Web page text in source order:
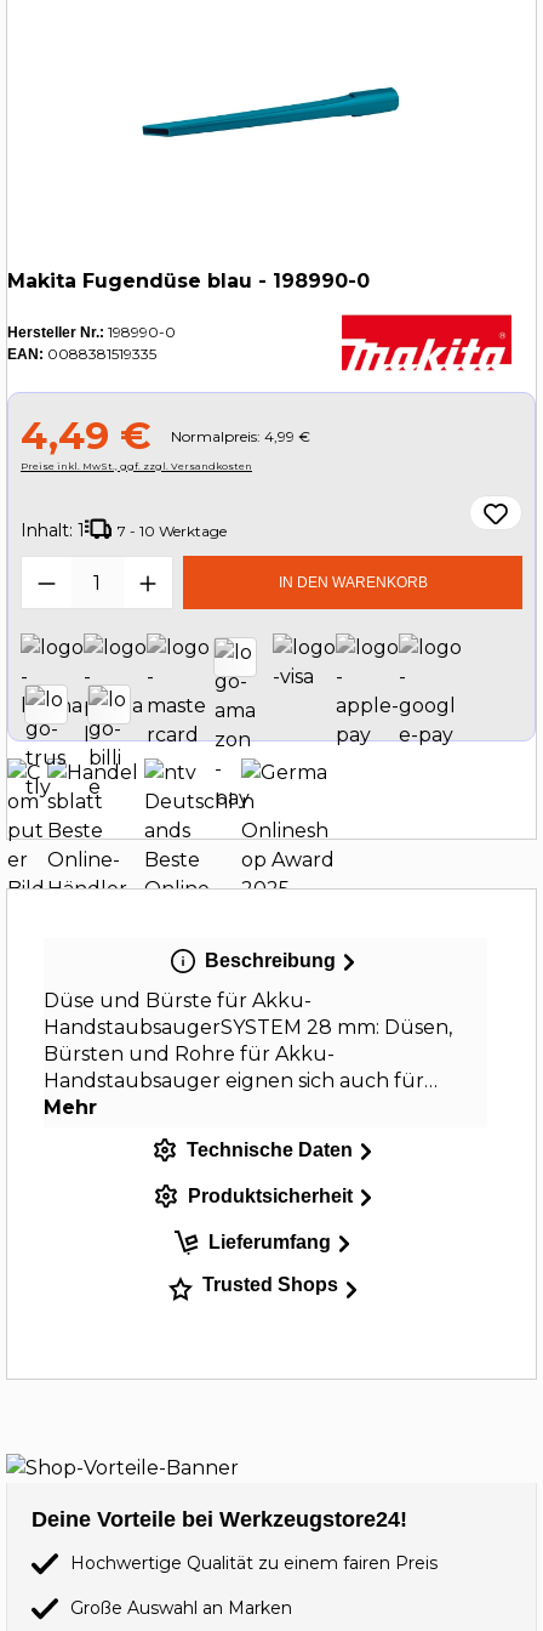
Makita Fugendüse blau - 198990-0
Hersteller Nr.: 198990-0
EAN: 0088381519335
4,49 € Normalpreis: 4,99 €
Preise inkl. MwSt., ggf. zzgl. Versandkosten
Inhalt: 1 7 - 10 Werktage
Produkt Anzahl: Gib denIN DEN WARENKORB
Beschreibung
Düse und Bürste für Akku-
HandstaubsaugerSYSTEM 28 mm: Düsen,
Bürsten und Rohre für Akku-
Handstaubsauger eignen sich auch für…
Mehr
Technische Daten
Produktsicherheit
Lieferumfang
Trusted Shops
Deine Vorteile bei Werkzeugstore24!
Hochwertige Qualität zu einem fairen Preis
Große Auswahl an Marken